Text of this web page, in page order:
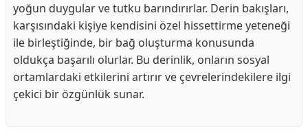
yoğun duygular ve tutku barındırırlar. Derin bakışları,
karşısındaki kişiye kendisini özel hissettirme yeteneği
ile birleştiğinde, bir bağ oluşturma konusunda
oldukça başarılı olurlar. Bu derinlik, onların sosyal
ortamlardaki etkilerini artırır ve çevrelerindekilere ilgi
çekici bir özgünlük sunar.